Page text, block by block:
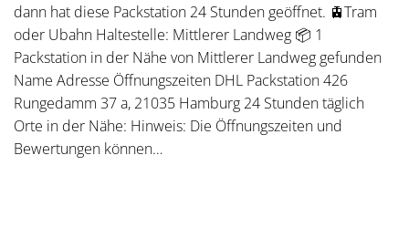
dann hat diese Packstation 24 Stunden geöffnet. 🚊Tram
oder Ubahn Haltestelle: Mittlerer Landweg 📦 1
Packstation in der Nähe von Mittlerer Landweg gefunden
Name Adresse Öffnungszeiten DHL Packstation 426
Rungedamm 37 a, 21035 Hamburg 24 Stunden täglich
Orte in der Nähe: Hinweis: Die Öffnungszeiten und
Bewertungen können…